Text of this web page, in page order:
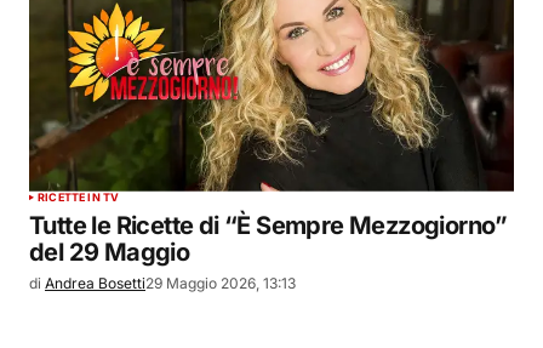
RICETTE IN TV
Tutte le Ricette di “È Sempre Mezzogiorno”
del 29 Maggio
di Andrea Bosetti29 Maggio 2026, 13:13